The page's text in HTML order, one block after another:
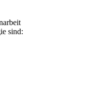
sind: